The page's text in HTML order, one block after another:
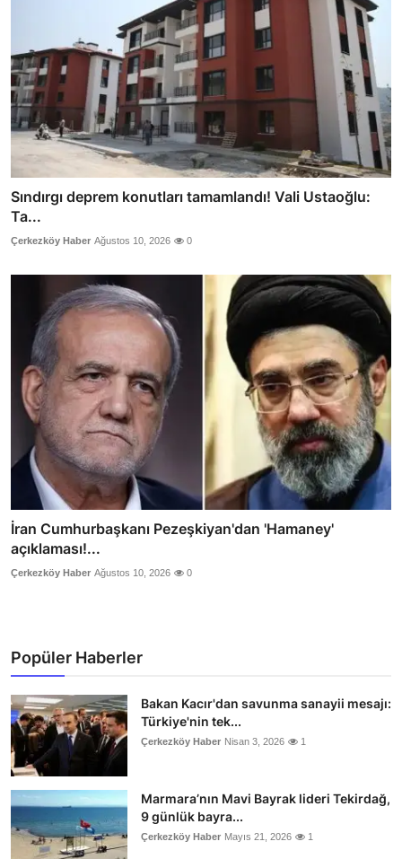
Sındırgı deprem konutları tamamlandı! Vali Ustaoğlu:
Ta...
Çerkezköy Haber Ağustos 10, 2026 0
İran Cumhurbaşkanı Pezeşkiyan'dan 'Hamaney'
açıklaması!...
Çerkezköy Haber Ağustos 10, 2026 0
Popüler Haberler
Bakan Kacır'dan savunma sanayii mesajı:
Türkiye'nin tek...
Çerkezköy Haber Nisan 3, 2026 1
Marmara’nın Mavi Bayrak lideri Tekirdağ,
9 günlük bayra...
Çerkezköy Haber Mayıs 21, 2026 1